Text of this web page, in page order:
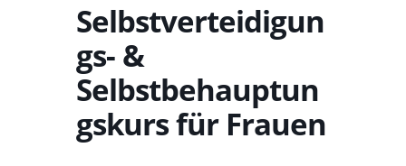
Selbstverteidigun
gs- &
Selbstbehauptun
gskurs für Frauen